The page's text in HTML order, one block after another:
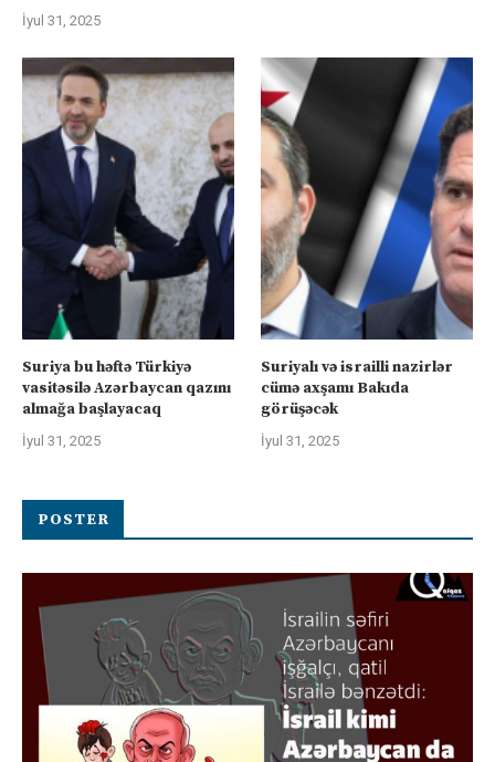
İyul 31, 2025
Suriya bu həftə Türkiyə
vasitəsilə Azərbaycan qazını
almağa başlayacaq
İyul 31, 2025
Suriyalı və israilli nazirlər
cümə axşamı Bakıda
görüşəcək
İyul 31, 2025
POSTER